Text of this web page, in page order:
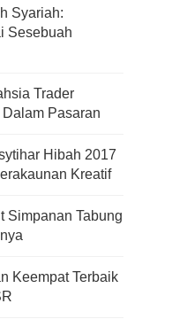
Syariah:
Sesebuah
Trader
Pasaran
Hibah 2017
Kreatif
Simpanan Tabung
Keempat Terbaik
Disebalik
Analysis
Saham Sebut